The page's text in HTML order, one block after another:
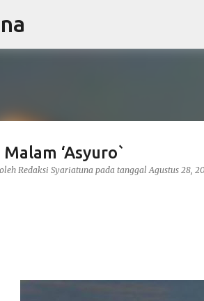
‘Asyuro`
Redaksi Syariatuna pada tanggalAgustus 28,